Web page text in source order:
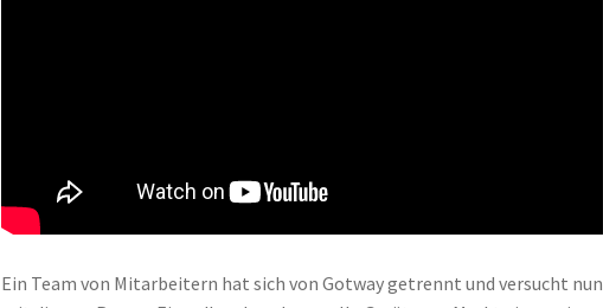
Ein Team von Mitarbeitern hat sich von Gotway getrennt und versucht nun